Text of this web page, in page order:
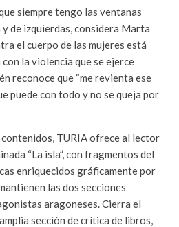
siempre tengo las ventanas
de izquierdas, considera Marta
el cuerpo de las mujeres está
la violencia que se ejerce
reconoce que “me revienta ese
puede con todo y no se queja por
TURIA ofrece al lector
“La isla”, con fragmentos del
enriquecidos gráficamente por
las dos secciones
aragoneses. Cierra el
sección de crítica de libros,